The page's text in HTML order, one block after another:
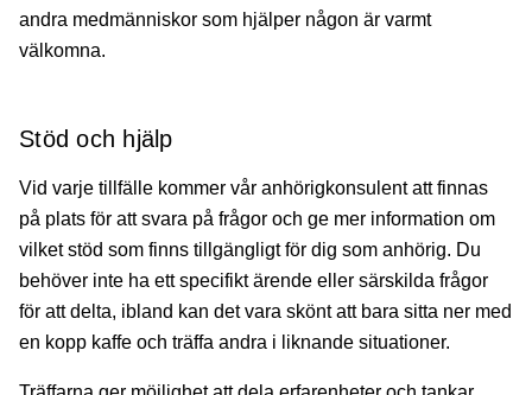
andra medmänniskor som hjälper någon är varmt
välkomna.
Stöd och hjälp
Vid varje tillfälle kommer vår anhörigkonsulent att finnas
på plats för att svara på frågor och ge mer information om
vilket stöd som finns tillgängligt för dig som anhörig. Du
behöver inte ha ett specifikt ärende eller särskilda frågor
för att delta, ibland kan det vara skönt att bara sitta ner med
en kopp kaffe och träffa andra i liknande situationer.